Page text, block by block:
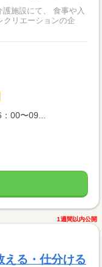
クリエーションの企
00〜09...
1週間以内公開
える・仕分ける